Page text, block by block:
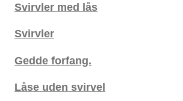
Svirvler med lås
Svirvler
Gedde forfang.
Låse uden svirvel